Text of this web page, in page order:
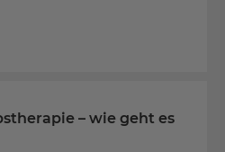
– wie geht es